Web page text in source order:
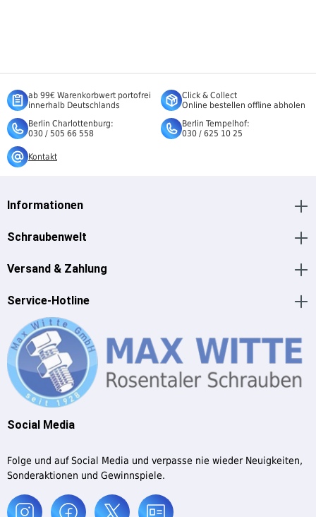
ab 99€ Warenkorbwert portofrei
innerhalb Deutschlands
Click & Collect
Online bestellen offline abholen
Berlin Charlottenburg:
030 / 505 66 558
Berlin Tempelhof:
030 / 625 10 25
Kontakt
Informationen
Schraubenwelt
Versand & Zahlung
Service-Hotline
Social Media
Folge und auf Social Media und verpasse nie wieder Neuigkeiten,
Sonderaktionen und Gewinnspiele.